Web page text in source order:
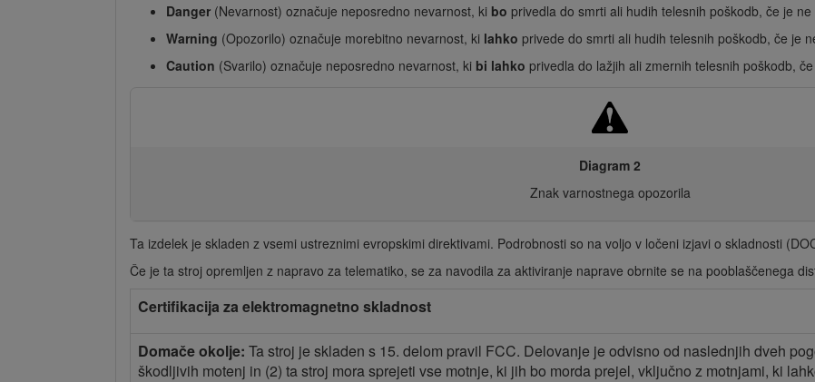
Danger (Nevarnost) označuje neposredno nevarnost, ki bo privedla do smrti ali hudih telesnih poškodb, če je
Warning (Opozorilo) označuje morebitno nevarnost, ki lahko privede do smrti ali hudih telesnih poškodb, če je
Caution (Svarilo) označuje neposredno nevarnost, ki bi lahko privedla do lažjih ali zmernih telesnih poškodb,
Diagram 2
Znak varnostnega opozorila
Ta izdelek je skladen z vsemi ustreznimi evropskimi direktivami. Podrobnosti so na voljo v ločeni izjavi o skladnosti
Če je ta stroj opremljen z napravo za telematiko, se za navodila za aktiviranje naprave obrnite se na pooblaščenega
Certifikacija za elektromagnetno skladnost
Domače okolje: Ta stroj je skladen s 15. delom pravil FCC. Delovanje je odvisno od naslednjih dveh
škodljivih motenj in (2) ta stroj mora sprejeti vse motnje, ki jih bo morda prejel, vključno z motnjami, ki